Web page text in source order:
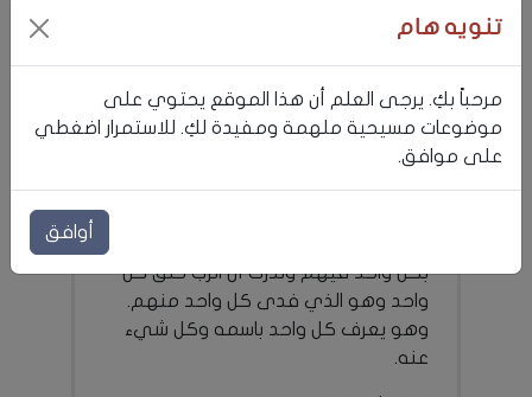
كانوا امهات أو زوجات ناجحات؟ اكيد لا فإن
تربية الأولاد تحتاج الكثير من الحكمة
اولادنا التربية الصحيحة. فنحن كامهات
وزوجات نحن اكثر من طباخات، نغسل
الملابس والصحون ونهتم بامور البيت مع
انها كلها ضرورية. لكن امومتنا يجب أن
تكون اعمق بكثير من هذه الامور. علينا أن
بكل واحد فيهم وندرك أن الرب خلق كل
واحد وهو الذي فدى كل واحد منهم.
وهو يعرف كل واحد باسمه وكل شيء
عنه.
تنويه هام
مرحباً بكِ. يرجى العلم أن هذا الموقع يحتوي على
موضوعات مسيحية ملهمة ومفيدة لكِ. للاستمرار اضغطي
على موافق.
أوافق